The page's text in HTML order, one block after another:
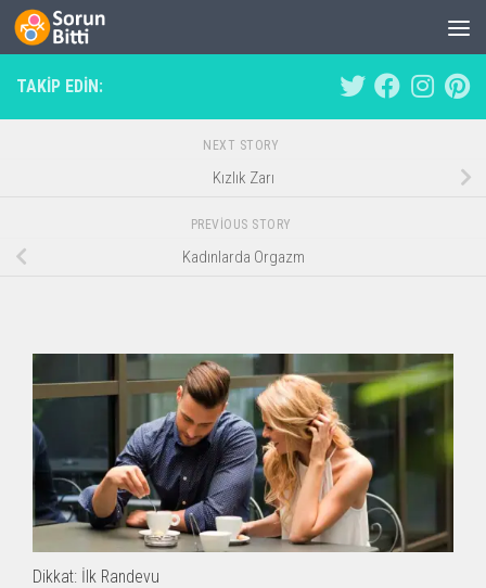
Skip to content
TAKIP EDIN:
NEXT STORY
Kızlık Zarı
PREVIOUS STORY
Kadınlarda Orgazm
Dikkat: İlk Randevu